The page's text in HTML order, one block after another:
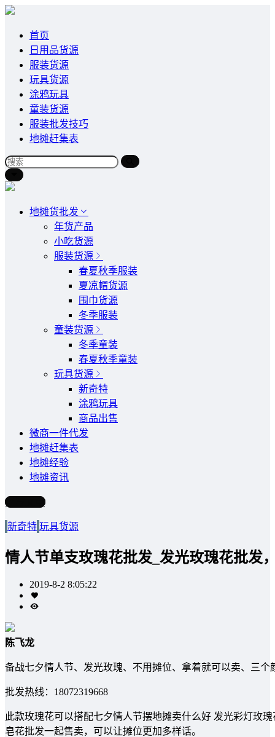
首页
日用品货源
服装货源
玩具货源
涂鸦玩具
童装货源
服装批发技巧
地摊赶集表
地摊货批发
年货产品
小吃货源
服装货源
春夏秋季服装
夏凉帽货源
围巾货源
冬季服装
童装货源
冬季童装
春夏秋季童装
玩具货源
新奇特
涂鸦玩具
商品出售
微商一件代发
地摊赶集表
地摊经验
地摊资讯
写文章
新奇特 玩具货源
情人节单支玫瑰花批发_发光玫瑰花批发
2019-8-2 8:05:22
陈飞龙
备战七夕情人节、发光玫瑰、不用摊位、拿着就可以卖、三
批发热线：18072319668
此款玫瑰花可以搭配七夕情人节摆地摊卖什么好 发光彩灯玫
皂花批发一起售卖，可以让摊位更加多样话。